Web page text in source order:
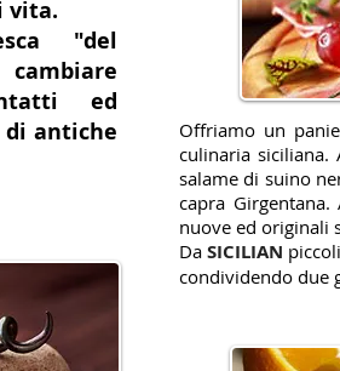
vita.
"del
ed
antiche
Offriamo un
culinaria
salame di suino
capra
nuove ed originali
Da SICILIAN
condividendo due